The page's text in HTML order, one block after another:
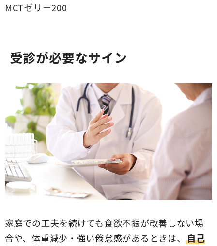
MCTゼリー200
受診が必要なサイン
家庭での工夫を続けても食欲不振が改善しない場
合や、体重減少・強い倦怠感があるときは、自己